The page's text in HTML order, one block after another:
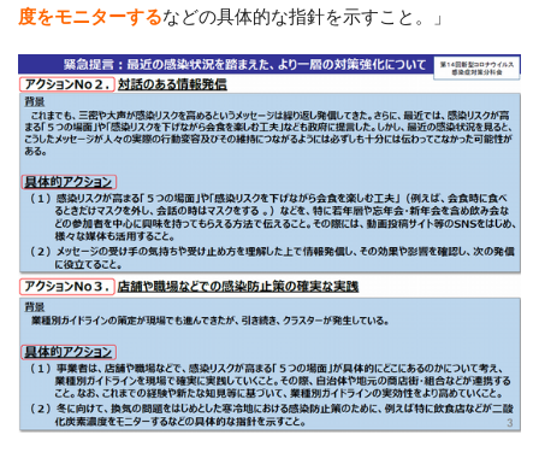
度をモニターするなどの具体的な指針を示すこと。 」